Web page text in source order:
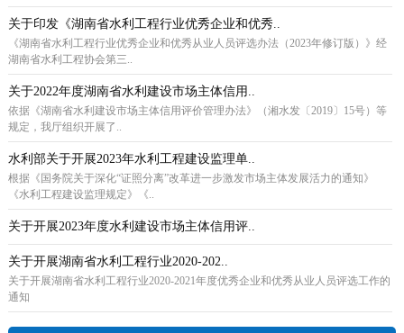
关于印发《湖南省水利工程行业优秀企业和优秀..
《湖南省水利工程行业优秀企业和优秀从业人员评选办法（2023年修订版）》经
湖南省水利工程协会第三..
关于2022年度湖南省水利建设市场主体信用..
依据《湖南省水利建设市场主体信用评价管理办法》（湘水发〔2019〕15号）等
规定，我厅组织开展了..
水利部关于开展2023年水利工程建设监理单..
根据《国务院关于深化“证照分离”改革进一步激发市场主体发展活力的通知》
《水利工程建设监理规定》《..
关于开展2023年度水利建设市场主体信用评..
关于开展湖南省水利工程行业2020-202..
关于开展湖南省水利工程行业2020-2021年度优秀企业和优秀从业人员评选工作的
通知